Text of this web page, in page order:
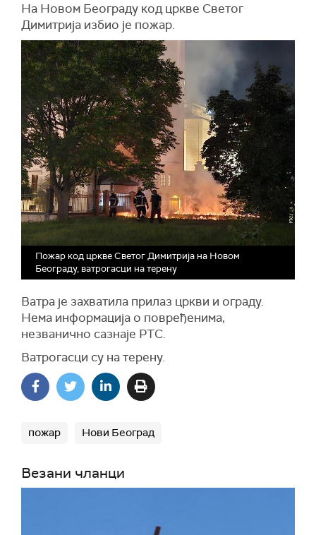
На Новом Београду код цркве Светог
Димитријa избио је пожар.
Пожар код цркве Светог Димитрија на Новом
Београду, ватрогасци на терену
Ватра је захватила прилаз цркви и ограду.
Нема информација о повређенима,
незванично сазнаје РТС.
Ватрогасци су на терену.
пожар Нови Београд
Везани чланци